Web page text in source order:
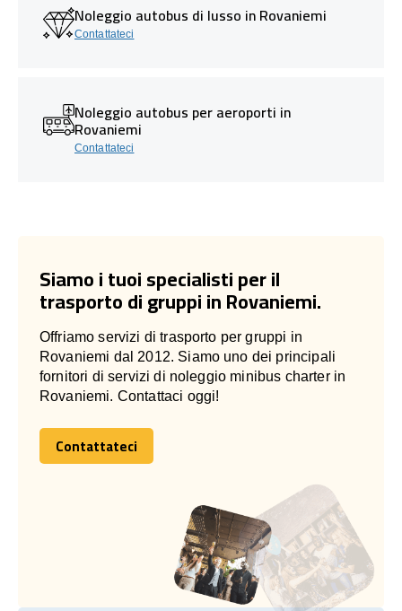
Noleggio autobus di lusso in Rovaniemi
Contattateci
Noleggio autobus per aeroporti in
Rovaniemi
Contattateci
Siamo i tuoi specialisti per il
trasporto di gruppi in Rovaniemi.
Offriamo servizi di trasporto per gruppi in
Rovaniemi dal 2012. Siamo uno dei principali
fornitori di servizi di noleggio minibus charter in
Rovaniemi. Contattaci oggi!
Contattateci
Contattateci